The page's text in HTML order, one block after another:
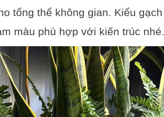
tổng thể không gian. Kiểu gạch
màu phù hợp với kiến trúc nhé.